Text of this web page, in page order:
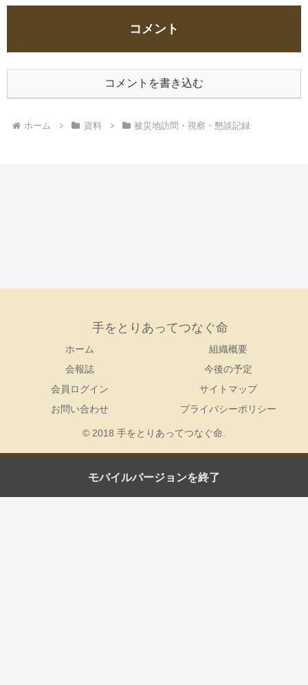
コメント
コメントを書き込む
ホーム 資料 被災地訪問・視察・懇談記録
手をとりあってつなぐ命
ホーム
組織概要
会報誌
今後の予定
会員ログイン
サイトマップ
お問い合わせ
プライバシーポリシー
© 2018 手をとりあってつなぐ命.
モバイルバージョンを終了